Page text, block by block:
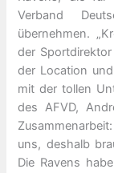
Verband
übernehmen.
der
der Location
mit der tollen
des AFVD,
uns, deshalb
Die Ravens